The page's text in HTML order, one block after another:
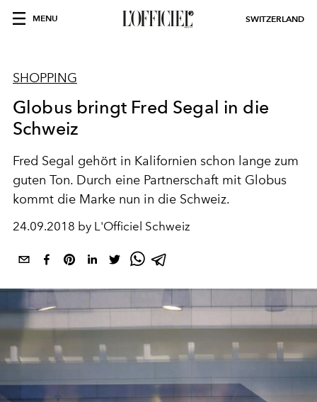
MENU SWITZERLAND
SHOPPING
Globus bringt Fred Segal in die
Schweiz
Fred Segal gehört in Kalifornien schon lange zum
guten Ton. Durch eine Partnerschaft mit Globus
kommt die Marke nun in die Schweiz.
24.09.2018 by L'Officiel Schweiz